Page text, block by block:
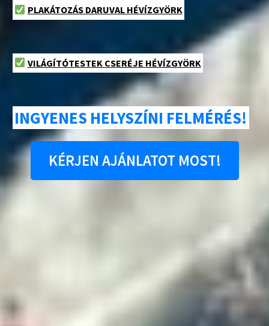
PLAKÁTOZÁS DARUVAL HÉVÍZGYÖRK
VILÁGÍTÓTESTEK CSERÉJE HÉVÍZGYÖRK
INGYENES HELYSZÍNI FELMÉRÉS!
KÉRJEN AJÁNLATOT MOST!